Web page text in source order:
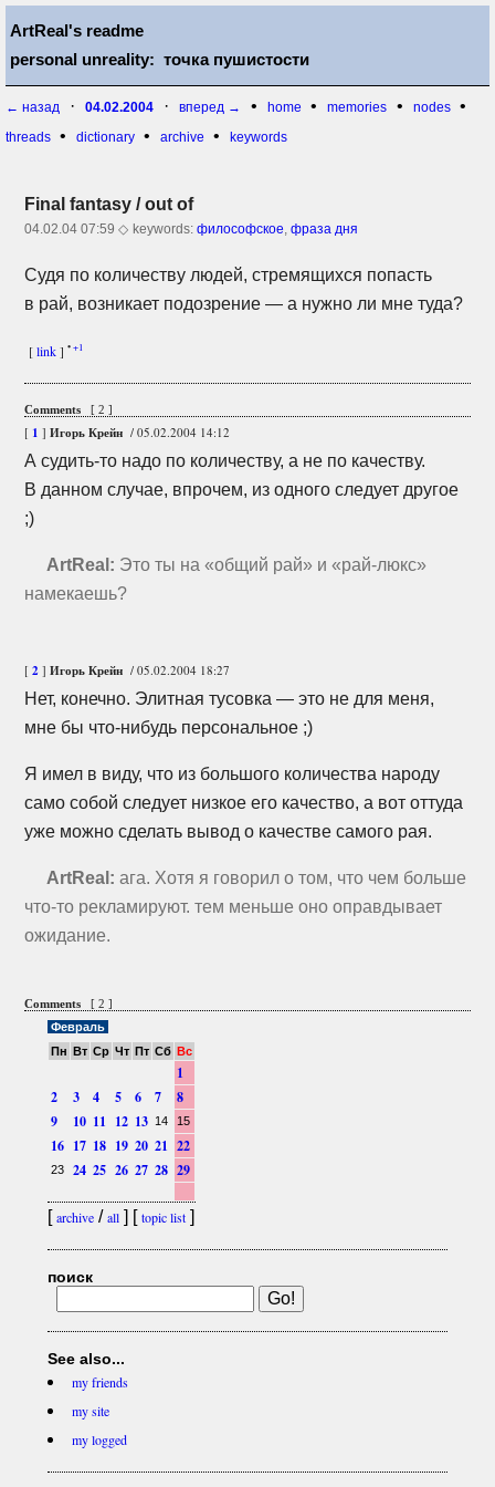
ArtReal's readme
personal unreality: точка пушистости
← назад · 04.02.2004 · вперед → • home • memories • nodes •
threads • dictionary • archive • keywords
Final fantasy / out of
04.02.04 07:59 ◇ keywords:философское ,фраза дня
Судя по количеству людей, стремящихся попасть
в рай, возникает подозрение — а нужно ли мне туда?
[link]•+1
Comments [ 2 ]
[ 1 ]Игорь Крейн / 05.02.2004 14:12
Асудить-то надо по количеству, а не по качеству.
В данном случае, впрочем, из одного следует другое
;)
ArtReal: Это ты на «общий рай» и«рай-люкс»
намекаешь?
[2 ]Игорь Крейн / 05.02.2004 18:27
Нет, конечно. Элитная тусовка — это не для меня,
мне бы что-нибудь персональное ;)
Я имел в виду, что из большого количества народу
само собой следует низкое его качество, а вот оттуда
уже можно сделать вывод о качестве самого рая.
ArtReal:ага. Хотя я говорил о том, что чем больше
что-то рекламируют. тем меньше оно оправдывает
ожидание.
Comments
[ 2 ]
Февраль
Пн Вт Ср Чт Пт Сб Вс
1
2
3 4 5 6 7
8
9
10 11 12 13 14 15
16 17 18 19 20 21 22
23 24 25 26 27 28 29
[archive/all] [topic list]
поиск
See also...
my friends
my site
my logged